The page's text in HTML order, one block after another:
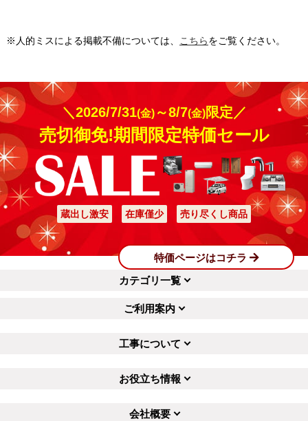
※人的ミスによる掲載不備については、 こちらをご覧ください。
＼2026/7/31(金)～8/7(金)限定／
売切御免!期間限定特価セール
蔵出し激安 在庫僅少 売り尽くし商品
特価ページはコチラ
カテゴリ一覧
ご利用案内
工事について
お役立ち情報
会社概要